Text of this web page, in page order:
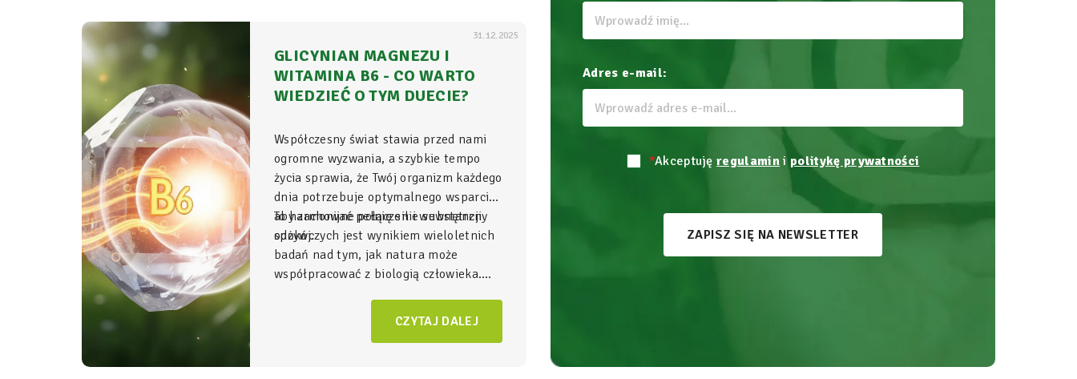
31.12.2025
GLICYNIAN MAGNEZU I
WITAMINA B6 - CO WARTO
WIEDZIEĆ O TYM DUECIE?
Współczesny świat stawia przed nami
ogromne wyzwania, a szybkie tempo
życia sprawia, że Twój organizm każdego
dnia potrzebuje optymalnego wsparcia,
aby zachować pełnię sił i wewnętrzny
spokój.
To harmonijne połączenie substancji
odżywczych jest wynikiem wieloletnich
badań nad tym, jak natura może
współpracować z biologią człowieka.
duet, który w NatVita traktujemy jako
CZYTAJ DALEJ
Adres e-mail:
*Akceptujęregulamin i politykę prywatności
ZAPISZ SIĘ NA NEWSLETTER